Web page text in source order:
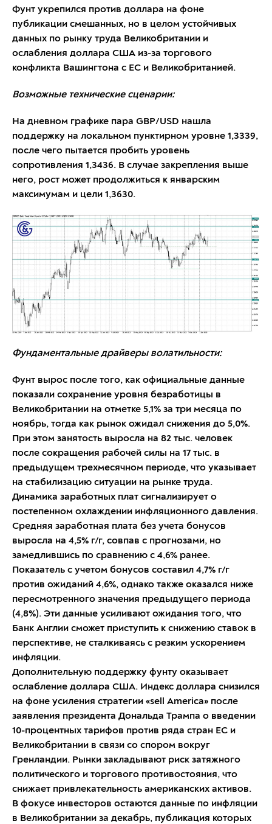
Фунт укрепился против доллара на фоне
публикации смешанных, но в целом устойчивых
данных по рынку труда Великобритании и
ослабления доллара США из-за торгового
конфликта Вашингтона с ЕС и Великобританией.
Возможные технические сценарии:
На дневном графике пара GBP/USD нашла
поддержку на локальном пунктирном уровне 1,3339,
после чего пытается пробить уровень
сопротивления 1,3436. В случае закрепления выше
него, рост может продолжиться к январским
максимумам и цели 1,3630.
Фундаментальные драйверы волатильности:
Фунт вырос после того, как официальные данные
показали сохранение уровня безработицы в
Великобритании на отметке 5,1% за три месяца по
ноябрь, тогда как рынок ожидал снижения до 5,0%.
При этом занятость выросла на 82 тыс. человек
после сокращения рабочей силы на 17 тыс. в
предыдущем трехмесячном периоде, что указывает
на стабилизацию ситуации на рынке труда.
Динамика заработных плат сигнализирует о
постепенном охлаждении инфляционного давления.
Средняя заработная плата без учета бонусов
выросла на 4,5% г/г, совпав с прогнозами, но
замедлившись по сравнению с 4,6% ранее.
Показатель с учетом бонусов составил 4,7% г/г
против ожиданий 4,6%, однако также оказался ниже
пересмотренного значения предыдущего периода
(4,8%). Эти данные усиливают ожидания того, что
Банк Англии сможет приступить к снижению ставок в
перспективе, не сталкиваясь с резким ускорением
инфляции.
Дополнительную поддержку фунту оказывает
ослабление доллара США. Индекс доллара снизился
на фоне усиления стратегии «sell America» после
заявления президента Дональда Трампа о введении
10-процентных тарифов против ряда стран ЕС и
Великобритании в связи со спором вокруг
Гренландии. Рынки закладывают риск затяжного
политического и торгового противостояния, что
снижает привлекательность американских активов.
В фокусе инвесторов остаются данные по инфляции
в Великобритании за декабрь, публикация которых